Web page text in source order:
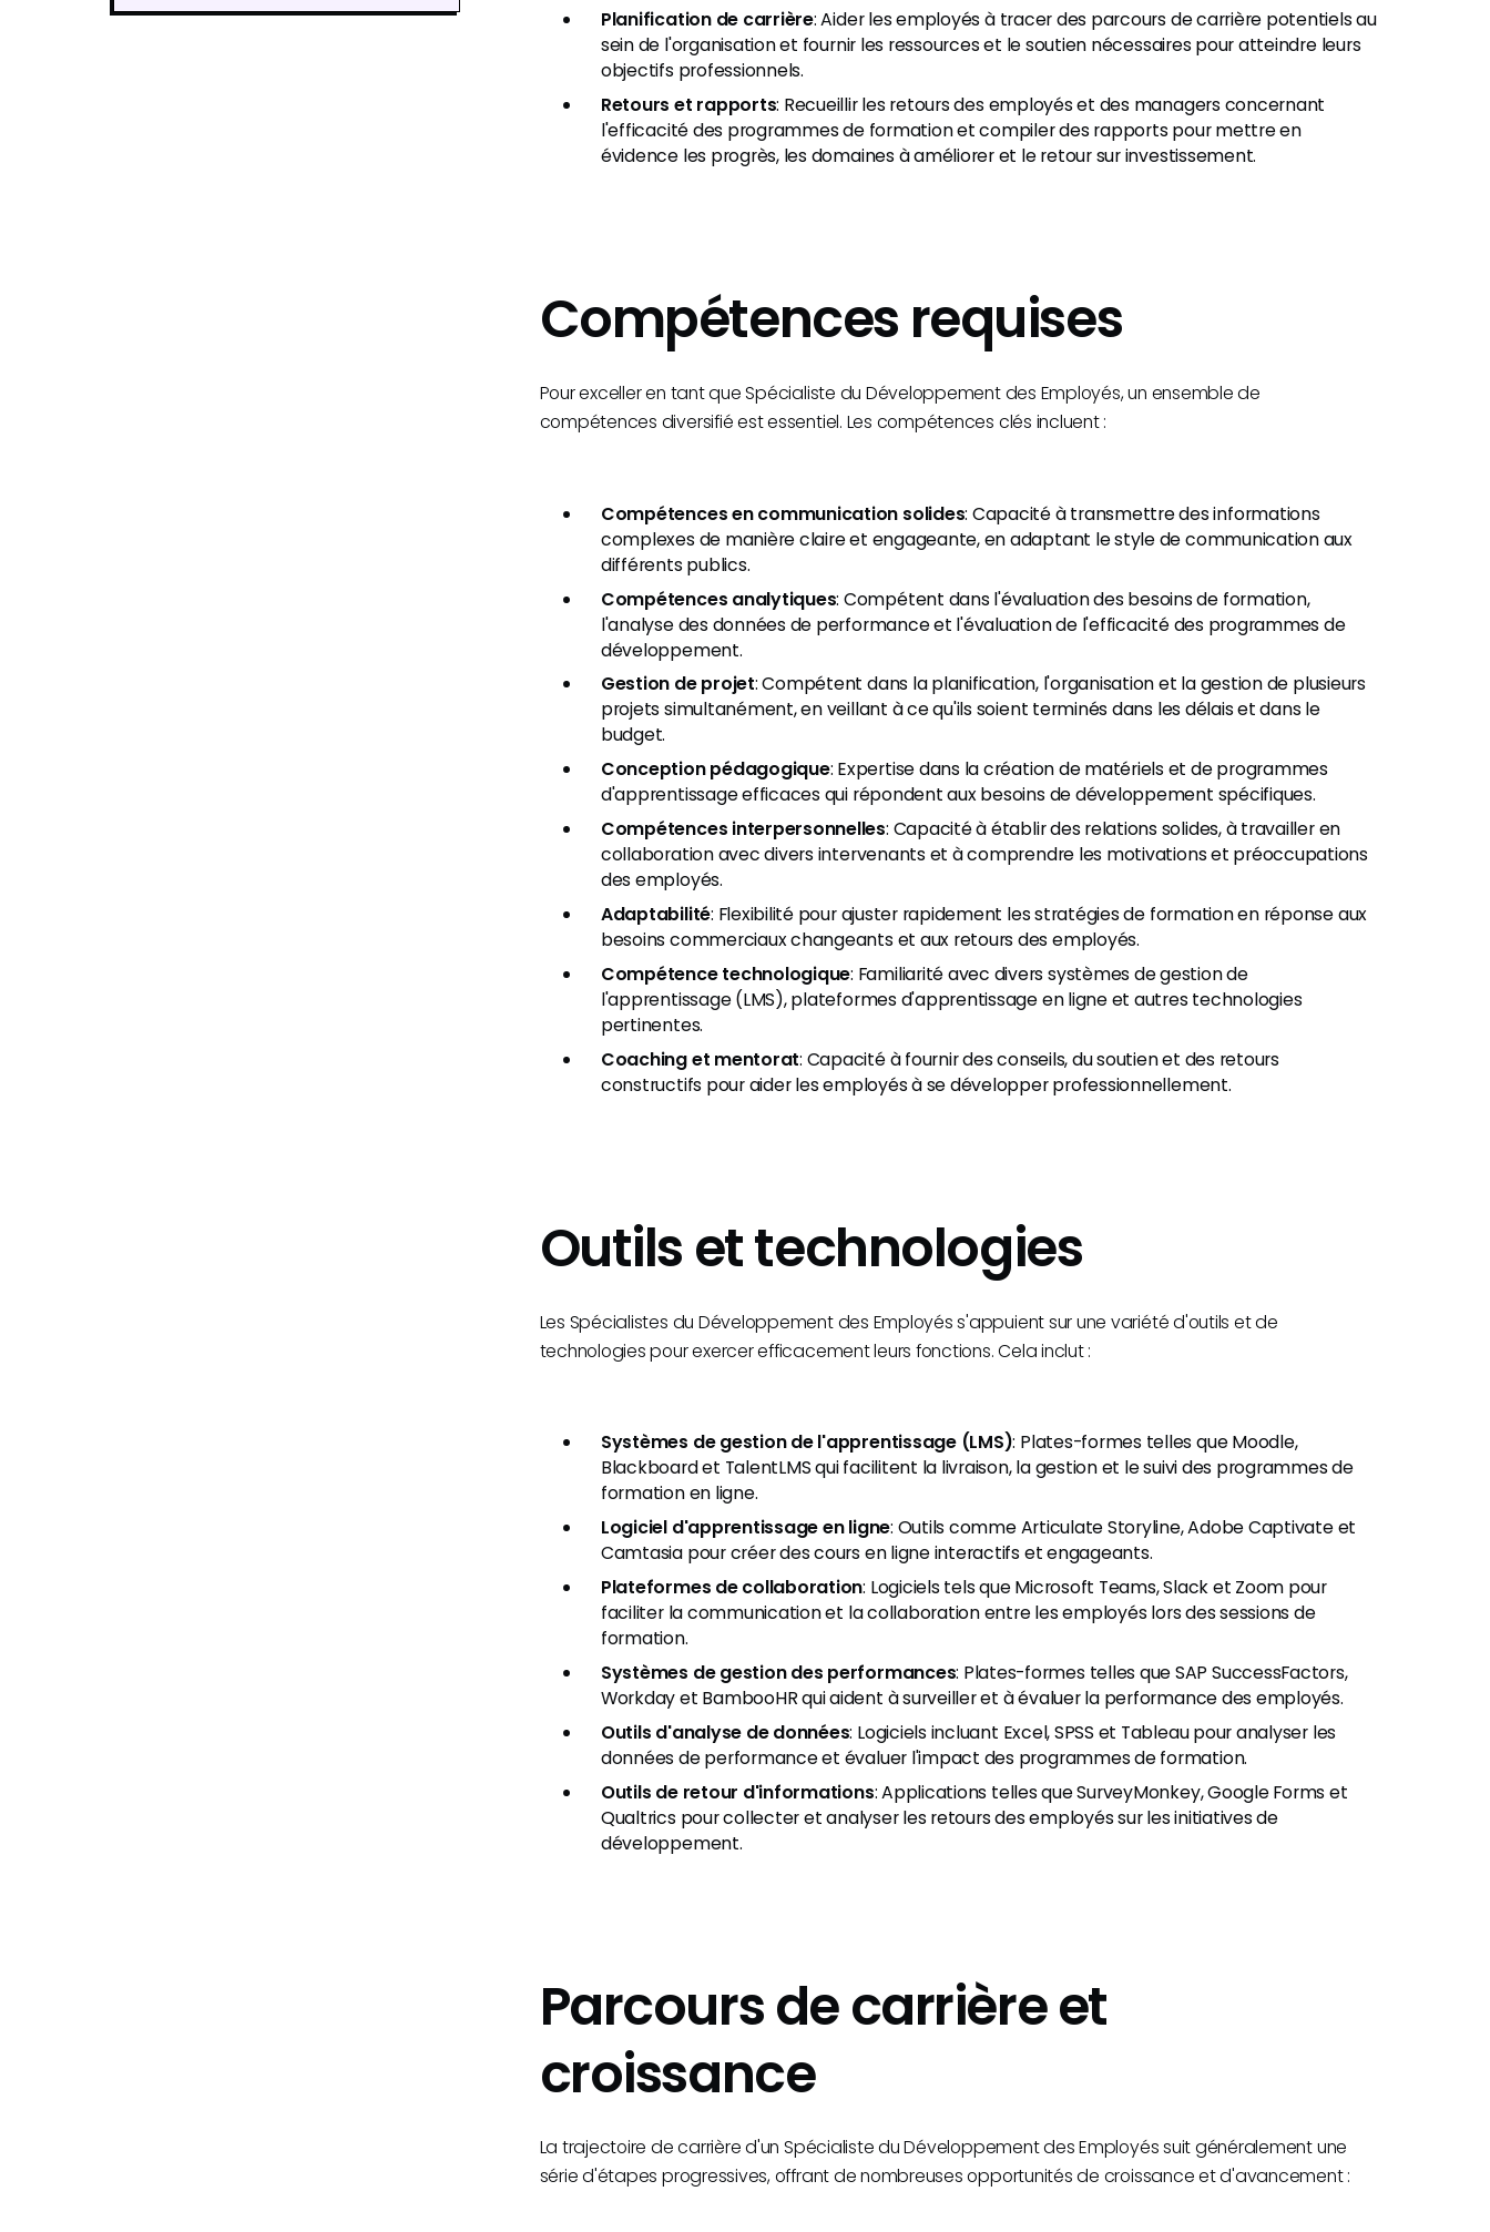
Planification de carrière: Aider les employés à tracer des parcours de carrière potentiels au
sein de l'organisation et fournir les ressources et le soutien nécessaires pour atteindre leurs
objectifs professionnels.
Retours et rapports: Recueillir les retours des employés et des managers concernant
l'efficacité des programmes de formation et compiler des rapports pour mettre en
évidence les progrès, les domaines à améliorer et le retour sur investissement.
Compétences requises
Pour exceller en tant que Spécialiste du Développement des Employés, un ensemble de
compétences diversifié est essentiel. Les compétences clés incluent :
Compétences en communication solides: Capacité à transmettre des informations
complexes de manière claire et engageante, en adaptant le style de communication aux
différents publics.
Compétences analytiques: Compétent dans l'évaluation des besoins de formation,
l'analyse des données de performance et l'évaluation de l'efficacité des programmes de
développement.
Gestion de projet: Compétent dans la planification, l'organisation et la gestion de plusieurs
projets simultanément, en veillant à ce qu'ils soient terminés dans les délais et dans le
budget.
Conception pédagogique: Expertise dans la création de matériels et de programmes
d'apprentissage efficaces qui répondent aux besoins de développement spécifiques.
Compétences interpersonnelles: Capacité à établir des relations solides, à travailler en
collaboration avec divers intervenants et à comprendre les motivations et préoccupations
des employés.
Adaptabilité: Flexibilité pour ajuster rapidement les stratégies de formation en réponse aux
besoins commerciaux changeants et aux retours des employés.
Compétence technologique: Familiarité avec divers systèmes de gestion de
l'apprentissage (LMS), plateformes d'apprentissage en ligne et autres technologies
pertinentes.
Coaching et mentorat: Capacité à fournir des conseils, du soutien et des retours
constructifs pour aider les employés à se développer professionnellement.
Outils et technologies
Les Spécialistes du Développement des Employés s'appuient sur une variété d'outils et de
technologies pour exercer efficacement leurs fonctions. Cela inclut :
Systèmes de gestion de l'apprentissage (LMS): Plates-formes telles que Moodle,
Blackboard et TalentLMS qui facilitent la livraison, la gestion et le suivi des programmes de
formation en ligne.
Logiciel d'apprentissage en ligne: Outils comme Articulate Storyline, Adobe Captivate et
Camtasia pour créer des cours en ligne interactifs et engageants.
Plateformes de collaboration: Logiciels tels que Microsoft Teams, Slack et Zoom pour
faciliter la communication et la collaboration entre les employés lors des sessions de
formation.
Systèmes de gestion des performances: Plates-formes telles que SAP SuccessFactors,
Workday et BambooHR qui aident à surveiller et à évaluer la performance des employés.
Outils d'analyse de données: Logiciels incluant Excel, SPSS et Tableau pour analyser les
données de performance et évaluer l'impact des programmes de formation.
Outils de retour d'informations: Applications telles que SurveyMonkey, Google Forms et
Qualtrics pour collecter et analyser les retours des employés sur les initiatives de
développement.
Parcours de carrière et
croissance
La trajectoire de carrière d'un Spécialiste du Développement des Employés suit généralement une
série d'étapes progressives, offrant de nombreuses opportunités de croissance et d'avancement :